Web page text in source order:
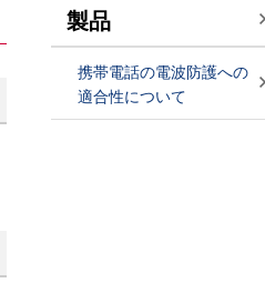
製品
携帯電話の電波防護への
適合性について